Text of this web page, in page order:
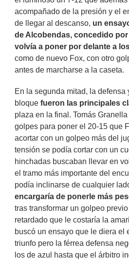
acompañado de la presión y el
de llegar al descanso, un
de Alcobendas, concedido
volvía a poner por delante a
como de nuevo Fox, con otro
antes de marcharse a la caseta.
En la segunda mitad, la defensa
bloque fueron las principales
plaza en la final. Tomás
golpes para poner el 20-15 que
acortar con un golpeo más del
tensión se podía cortar con un
hinchadas buscaban llevar en
el tramo más importante del
podía inclinarse de cualquier
encargaría de ponerle más
tras transformar un golpeo
retardado que le costaría la
buscó un ensayo que le diera el
triunfo pero la férrea defensa
los de azul hasta que el árbitro